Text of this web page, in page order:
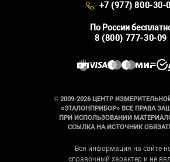
+7 (977) 800-30-
По России
8 (800) 777-30-09
© 2009-2026 ЦЕНТР
«ЭТАЛОНПРИБОР» ВСЕ ПРАВА
ПРИ ИСПОЛЬЗОВАНИИ
ССЫЛКА НА ИСТОЧНИК
Вся информация на сайте
справочный характер и не